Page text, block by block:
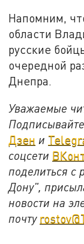
Напомним,
области
русские
очередной
Днепра.
Уважаемые
Дзен и
соцсети
поделиться с
Дону",
новости на
почту